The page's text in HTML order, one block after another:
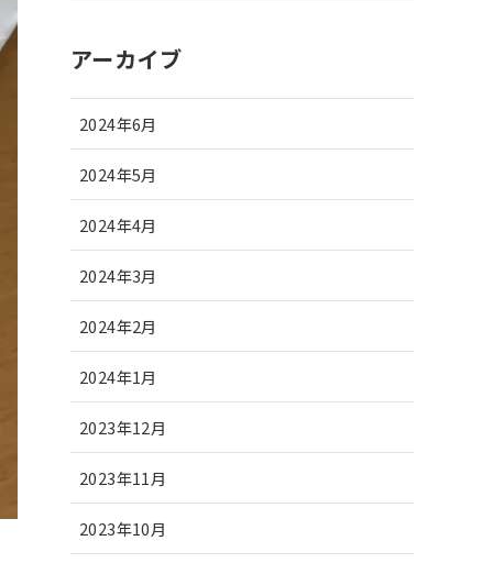
アーカイブ
2024年6月
2024年5月
2024年4月
2024年3月
2024年2月
2024年1月
2023年12月
2023年11月
2023年10月